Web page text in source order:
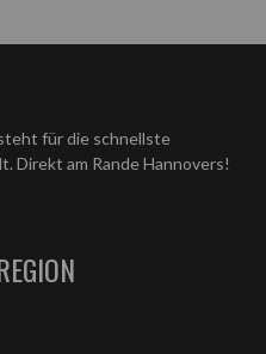
für die schnellste
Direkt am Rande Hannovers!